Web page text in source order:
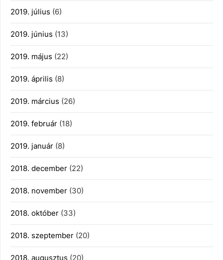
2019. július (6)
2019. június (13)
2019. május (22)
2019. április (8)
2019. március (26)
2019. február (18)
2019. január (8)
2018. december (22)
2018. november (30)
2018. október (33)
2018. szeptember (20)
2018. augusztus (20)